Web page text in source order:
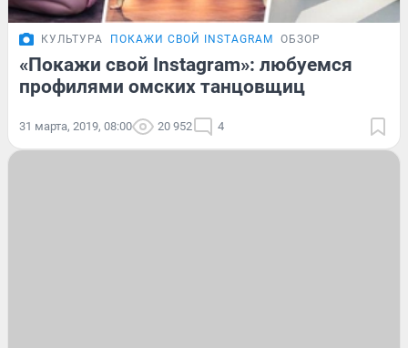
КУЛЬТУРА ПОКАЖИ СВОЙ INSTAGRAM ОБЗОР
«Покажи свой Instagram»: любуемся
профилями омских танцовщиц
31 марта, 2019, 08:00 20 952 4